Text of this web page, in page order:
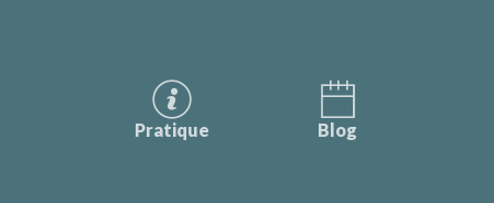
Pratique Blog